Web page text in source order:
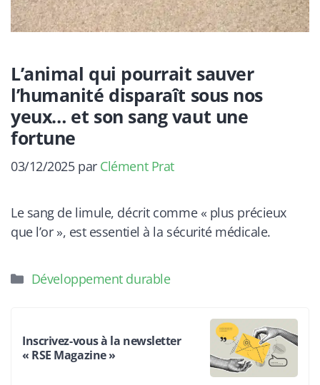
L’animal qui pourrait sauver
l’humanité disparaît sous nos
yeux… et son sang vaut une
fortune
03/12/2025 par Clément Prat
Le sang de limule, décrit comme « plus précieux
que l’or », est essentiel à la sécurité médicale.
Catégories
Développement durable
Inscrivez-vous à la newsletter
« RSE Magazine »